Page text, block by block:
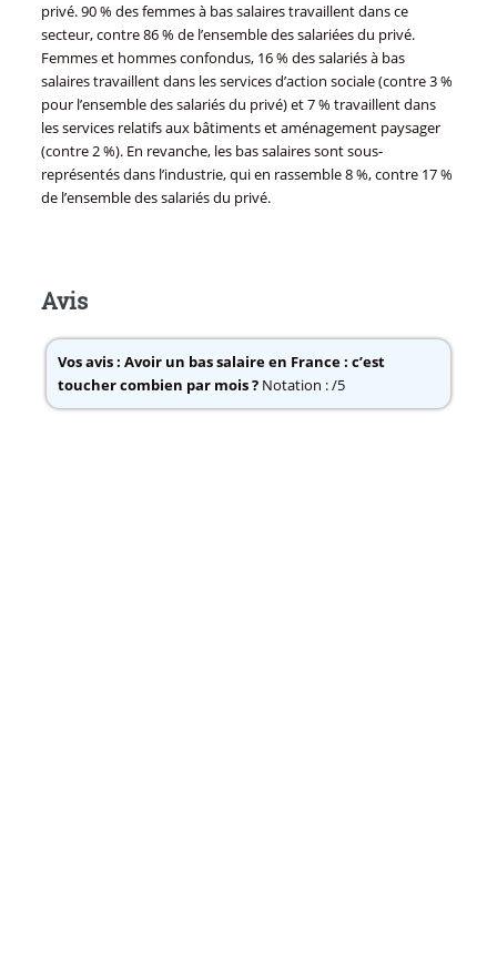
privé. 90 % des femmes à bas salaires travaillent dans ce
secteur, contre 86 % de l’ensemble des salariées du privé.
Femmes et hommes confondus, 16 % des salariés à bas
salaires travaillent dans les services d’action sociale (contre 3 %
pour l’ensemble des salariés du privé) et 7 % travaillent dans
les services relatifs aux bâtiments et aménagement paysager
(contre 2 %). En revanche, les bas salaires sont sous-
représentés dans l’industrie, qui en rassemble 8 %, contre 17 %
de l’ensemble des salariés du privé.
Avis
Vos avis : Avoir un bas salaire en France : c’est
toucher combien par mois ?Notation : /5